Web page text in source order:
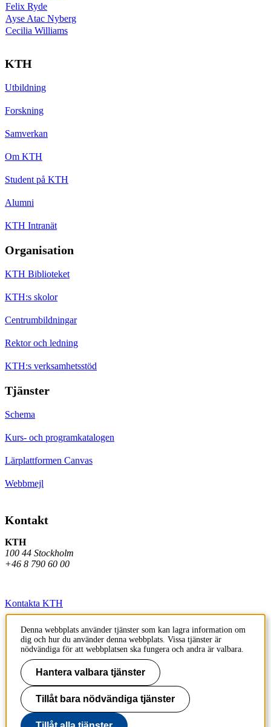
Felix Ryde
Ayse Atac Nyberg
Cecilia Williams
KTH
Utbildning
Forskning
Samverkan
Om KTH
Student på KTH
Alumni
KTH Intranät
Organisation
KTH Biblioteket
KTH:s skolor
Centrumbildningar
Rektor och ledning
KTH:s verksamhetsstöd
Tjänster
Schema
Kurs- och programkatalogen
Lärplattformen Canvas
Webbmejl
Kontakt
KTH
100 44 Stockholm
+46 8 790 60 00
Kontakta KTH
Jobba på KTH
Press och media
Faktura och betalning KTH
Om KTH:s webbplatser
Tillgänglighetsredogörelse
Denna webbplats använder tjänster som kan lagra information om
dig och hur du använder denna webbplats. Vissa tjänster är
nödvändiga för att webbplatsen ska fungera och andra är valbara.
Hantera valbara tjänster
Tillåt bara nödvändiga tjänster